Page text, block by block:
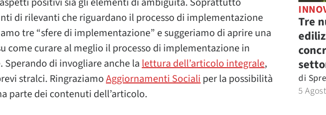
di rilevanti che riguardano il processo di implementazione
tre “sfere di implementazione” e suggeriamo di aprire una
come curare al meglio il processo di implementazione in
Sperando di invogliare anche lalettura dell’articolo integrale,
stralci. RingraziamoAggiornamenti Socialiper la possibilità
parte dei contenuti dell’articolo.
Tre
di
5